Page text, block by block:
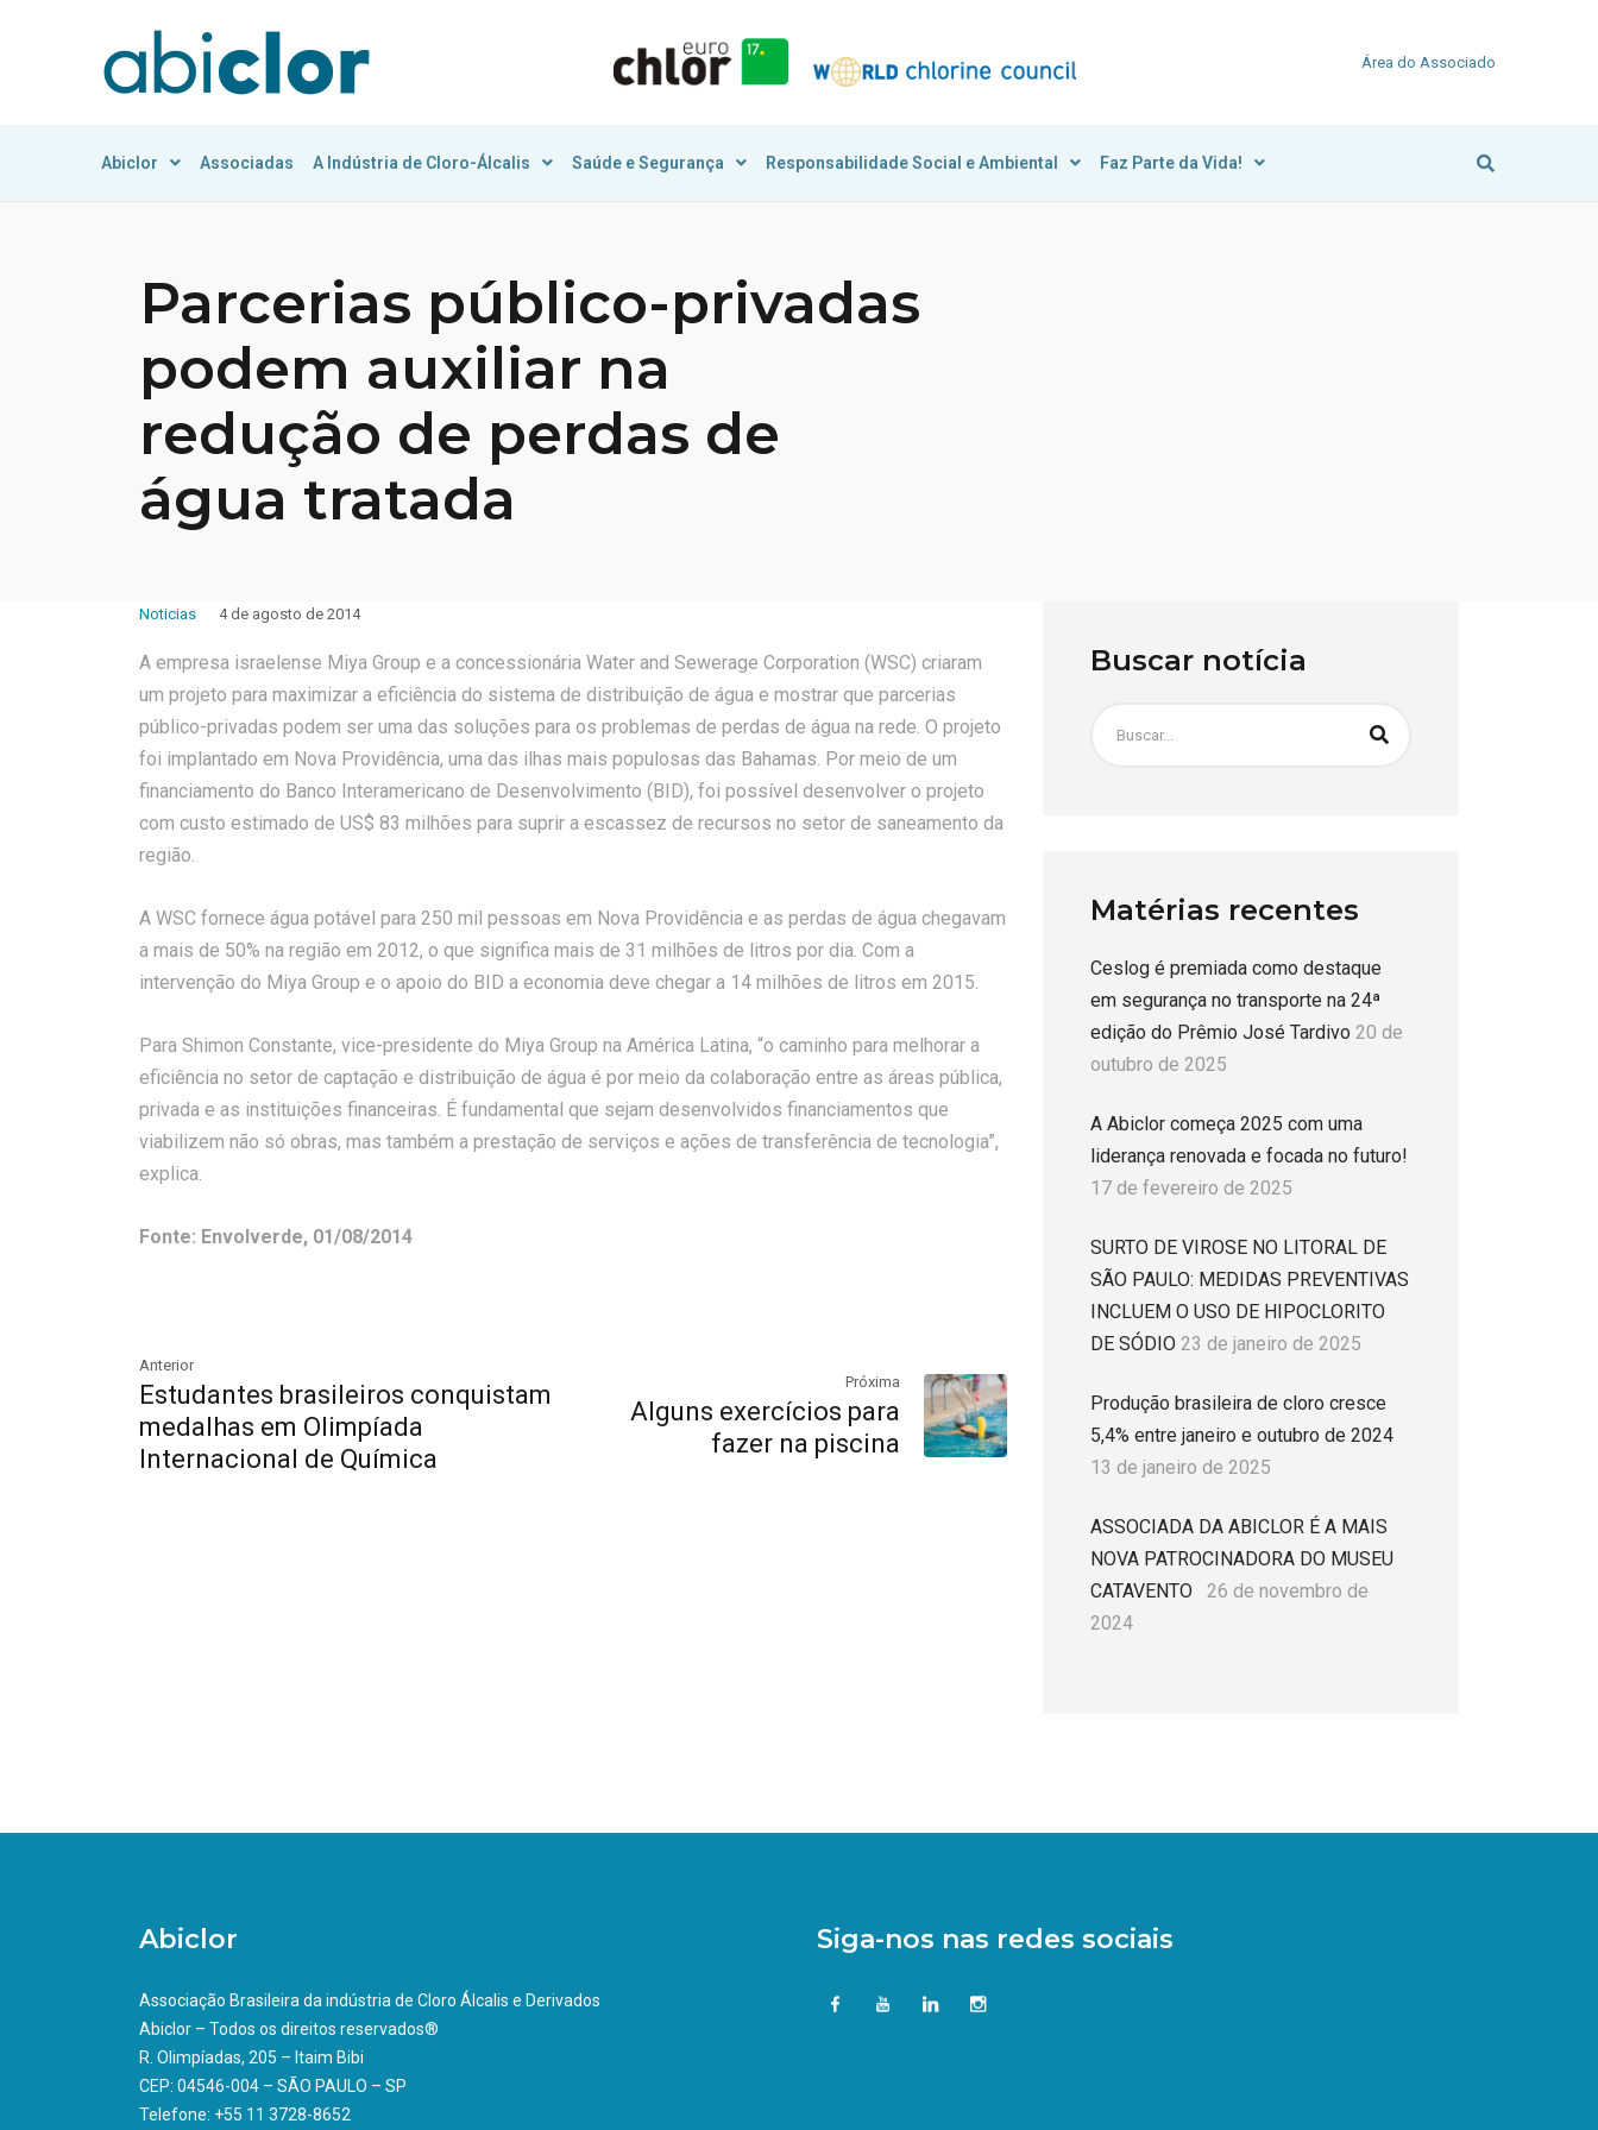
Área do Associado
Abiclor Associadas A Indústria de Cloro-Álcalis Saúde e Segurança Responsabilidade Social e Ambiental Faz Parte da Vida!
Parcerias público-privadas
podem auxiliar na
redução de perdas de
água tratada
Noticias 4 de agosto de 2014
A empresa israelense Miya Group e a concessionária Water and Sewerage Corporation (WSC) criaram
um projeto para maximizar a eficiência do sistema de distribuição de água e mostrar que parcerias
público-privadas podem ser uma das soluções para os problemas de perdas de água na rede. O projeto
foi implantado em Nova Providência, uma das ilhas mais populosas das Bahamas. Por meio de um
financiamento do Banco Interamericano de Desenvolvimento (BID), foi possível desenvolver o projeto
com custo estimado de US$ 83 milhões para suprir a escassez de recursos no setor de saneamento da
região.
A WSC fornece água potável para 250 mil pessoas em Nova Providência e as perdas de água chegavam
a mais de 50% na região em 2012, o que significa mais de 31 milhões de litros por dia. Com a
intervenção do Miya Group e o apoio do BID a economia deve chegar a 14 milhões de litros em 2015.
Para Shimon Constante, vice-presidente do Miya Group na América Latina, “o caminho para melhorar a
eficiência no setor de captação e distribuição de água é por meio da colaboração entre as áreas pública,
privada e as instituições financeiras. É fundamental que sejam desenvolvidos financiamentos que
viabilizem não só obras, mas também a prestação de serviços e ações de transferência de tecnologia”,
explica.
Fonte: Envolverde, 01/08/2014
Anterior
Estudantes brasileiros conquistam
medalhas em Olimpíada
Internacional de Química
Próxima
Alguns exercícios para
fazer na piscina
Buscar notícia
Matérias recentes
Ceslog é premiada como destaque
em segurança no transporte na 24ª
edição do Prêmio José Tardivo 20 de
outubro de 2025
A Abiclor começa 2025 com uma
liderança renovada e focada no futuro!
17 de fevereiro de 2025
SURTO DE VIROSE NO LITORAL DE
SÃO PAULO: MEDIDAS PREVENTIVAS
INCLUEM O USO DE HIPOCLORITO
DE SÓDIO 23 de janeiro de 2025
Produção brasileira de cloro cresce
5,4% entre janeiro e outubro de 2024
13 de janeiro de 2025
ASSOCIADA DA ABICLOR É A MAIS
NOVA PATROCINADORA DO MUSEU
CATAVENTO
26 de novembro de
2024
Abiclor
Associação Brasileira da indústria de Cloro Álcalis e Derivados
Abiclor – Todos os direitos reservados®
R. Olimpíadas, 205 – Itaim Bibi
CEP: 04546-004 – SÃO PAULO – SP
Telefone: +55 11 3728-8652
Siga-nos nas redes sociais